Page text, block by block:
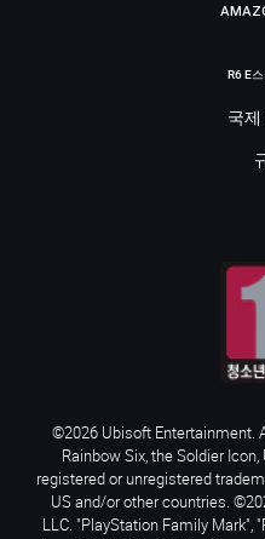
R6 E
국제
©2026 Ubisoft Entertainment.
Rainbow Six, the Soldier
registered or unregistered
US and/or other countries.
LLC. "PlayStation Family Mark",